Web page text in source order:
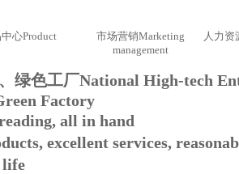
心Product 市场营销Marketing
management
人力资
绿色工厂National High-tech
Factory
all in hand
excellent services,
life